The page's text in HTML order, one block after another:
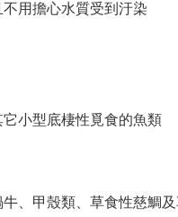
用擔心水質受到汙染
小型底棲性覓食的魚類
、甲殼類、草食性慈鯛